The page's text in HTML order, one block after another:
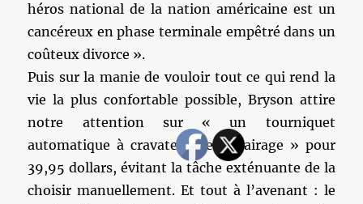
héros national de la nation américaine est un
cancéreux en phase terminale empêtré dans un
coûteux divorce ».
Puis sur la manie de vouloir tout ce qui rend la
vie la plus confortable possible, Bryson attire
notre attention sur « un tourniquet
automatique à cravates avec éclairage » pour
39,95 dollars, évitant la tâche exténuante de la
choisir manuellement. Et tout à l’avenant : le